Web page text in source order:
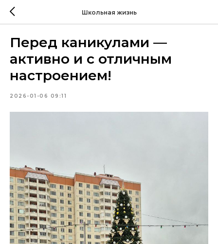
Школьная жизнь
Перед каникулами —
активно и с отличным
настроением!
2026-01-06 09:11